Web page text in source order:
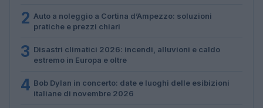
2 Auto a noleggio a Cortina d’Ampezzo: soluzioni
pratiche e prezzi chiari
3 Disastri climatici 2026: incendi, alluvioni e caldo
estremo in Europa e oltre
4 Bob Dylan in concerto: date e luoghi delle esibizioni
italiane di novembre 2026